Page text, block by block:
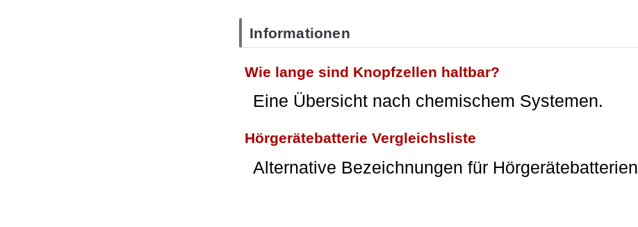
Informationen
Wie lange sind Knopfzellen haltbar?
Eine Übersicht nach chemischem Systemen.
Hörgerätebatterie Vergleichsliste
Alternative Bezeichnungen für Hörgerätebatterien